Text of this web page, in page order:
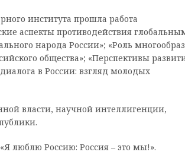
института прошла работа
аспекты противодействия
народа России»; «Роль
общества»; «Перспективы
в России: взгляд молодых
власти, научной интеллигенции,
люблю Россию: Россия – это мы!».